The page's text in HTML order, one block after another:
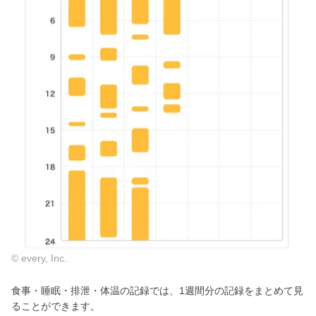
© every, Inc.
食事・睡眠・排泄・体温の記録では、1週間分の記録をまとめて見
ることができます。